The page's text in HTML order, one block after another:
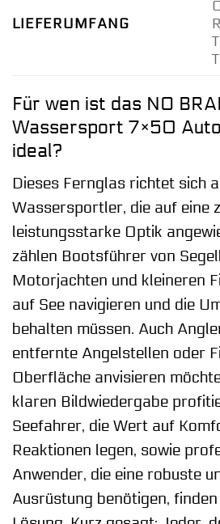
LIEFERUMFANG
Für wen ist das NO
Wassersport 7×50
ideal?
Dieses Fernglas richtet sich
Wassersportler, die auf eine
leistungsstarke Optik
zählen Bootsführer von
Motorjachten und kleineren
auf See navigieren und die
behalten müssen. Auch
entfernte Angelstellen oder
Oberfläche anvisieren
klaren Bildwiedergabe
Seefahrer, die Wert auf
Reaktionen legen, sowie
Anwender, die eine robuste
Ausrüstung benötigen,